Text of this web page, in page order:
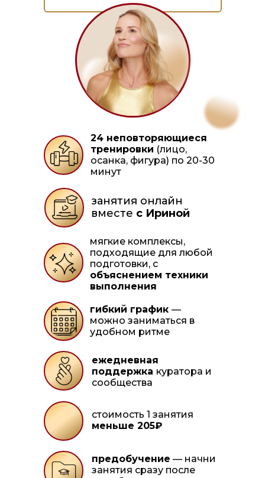
предобучение — начни
занятия сразу после
стоимость 1 занятия
меньше 205₽
ежедневная
поддержка куратора и
сообщества
гибкий график —
можно заниматься в
удобном ритме
мягкие комплексы,
подходящие для любой
подготовки, с
объяснением техники
выполнения
занятия онлайн
вместе с Ириной
24 неповторяющиеся
тренировки (лицо,
осанка, фигура) по 20-30
минут